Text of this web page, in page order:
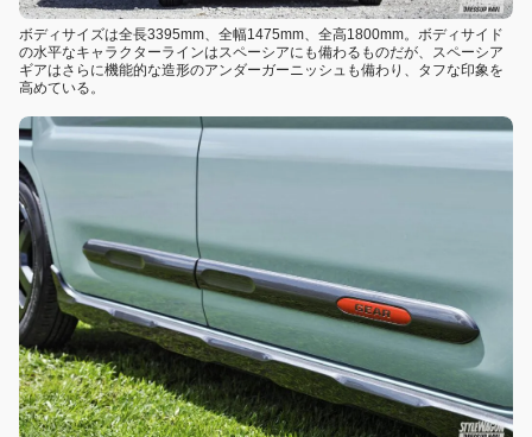
ボディサイズは全長3395mm、全幅1475mm、全高1800mm。ボディサイド
の水平なキャラクターラインはスペーシアにも備わるものだが、スペーシア
ギアはさらに機能的な造形のアンダーガーニッシュも備わり、タフな印象を
高めている。